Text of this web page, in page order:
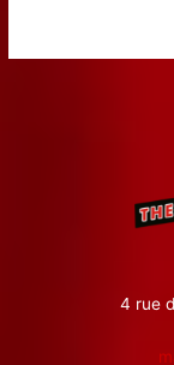
4 rue